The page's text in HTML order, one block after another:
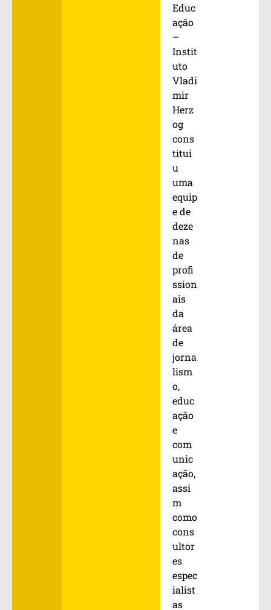
Educ
ação
–
Instit
uto
Vladi
mir
Herz
og
cons
titui
u
uma
equip
e de
deze
nas
de
profi
ssion
ais
da
área
de
jorna
lism
o,
educ
ação
e
com
unic
ação,
assi
m
como
cons
ultor
es
espec
ialist
as